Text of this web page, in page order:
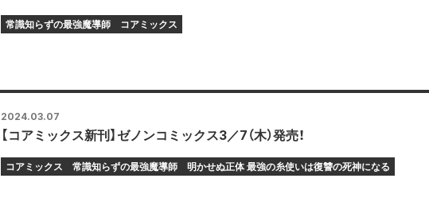
常識知らずの最強魔導師 コアミックス
2024.03.07
【コアミックス新刊】ゼノンコミックス3／7（木）発売！
コアミックス 常識知らずの最強魔導師 明かせぬ正体 最強の糸使いは復讐の死神になる